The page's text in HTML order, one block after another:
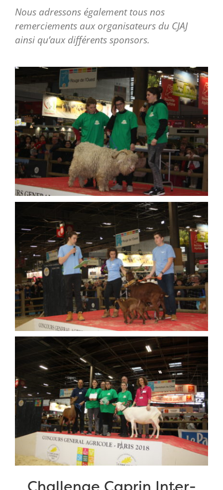
Nous adressons également tous nos
remerciements aux organisateurs du CJAJ
ainsi qu’aux différents sponsors.